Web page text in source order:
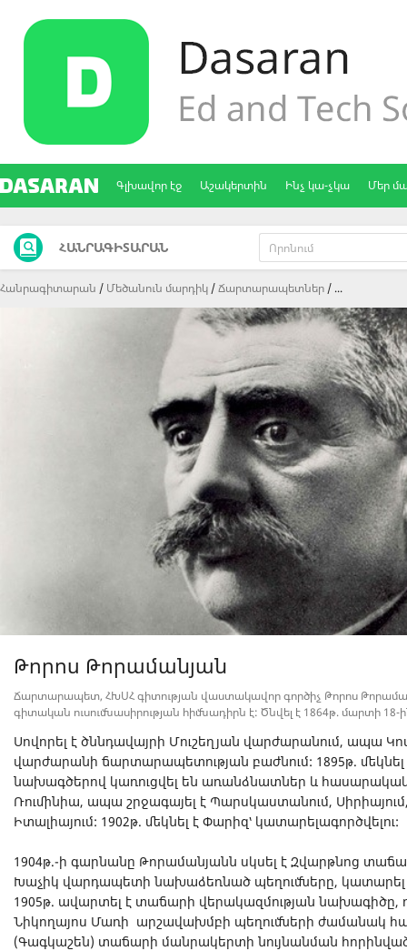
Գլխավոր էջ Աշակերտին Ինչ կա-չկա Մեր
ՀԱՆՐԱԳԻՏԱՐԱՆ
Հանրագիտարան Մեծանուն մարդիկ Ճարտարապետներ ...
Թորոս Թորամանյան
Ճարտարապետ, ՀԽՍՀ գիտության վաստակավոր գործիչ Թորոս
գիտական ուսումնասիրության հիմնադիրն է: Ծնվել է 1864թ. մարտի
Սովորել է ծննդավայրի Մուշեղյան վարժարանում, ապա
վարժարանի ճարտարապետության բաժնում: 1895թ. մեկնել
նախագծերով կառուցվել են առանձնատներ և
Ռումինիա, ապա շրջագայել է Պարսկաստանում,
Իտալիայում: 1902թ. մեկնել է Փարիզ՝ կատարելագործվելու:
1904թ.-ի գարնանը Թորամանյանն սկսել է Զվարթնոց
Խաչիկ վարդապետի նախաձեռնած պեղումները,
1905թ. ավարտել է տաճարի վերակազմության նախագիծը,
Նիկողայոս Մառի արշավախմբի պեղումների ժամանակ
(Գագկաշեն) տաճարի մանրակերտի նույնանման